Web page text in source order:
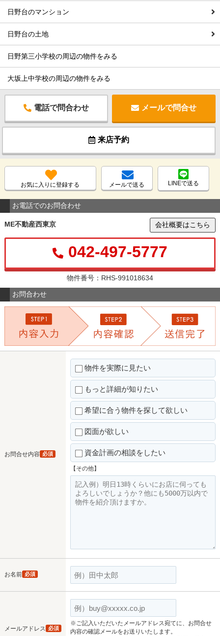
日野台のマンション
日野台の土地
日野第三小学校の周辺の物件をみる
大坂上中学校の周辺の物件をみる
電話で問合わせ メールで問合せ
来店予約
お気に入りに登録する メールで送る LINEで送る
お電話でのお問合わせ
ME不動産西東京 会社概要はこちら
042-497-5777
物件番号：RHS-991018634
お問合わせ
お問合せ内容 必須
物件を実際に見たい
もっと詳細が知りたい
希望に合う物件を探して欲しい
図面が欲しい
資金計画の相談をしたい
【その他】
お名前 必須
メールアドレス 必須
※ご記入いただいたメールアドレス宛てに、お問合せ
内容の確認メールをお送りいたします。